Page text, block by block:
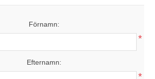
Förnamn:
*
Efternamn:
*